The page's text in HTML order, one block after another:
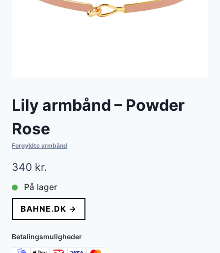
Lily armbånd – Powder
Rose
Forgyldte armbånd
340 kr.
På lager
BAHNE.DK →
Betalingsmuligheder